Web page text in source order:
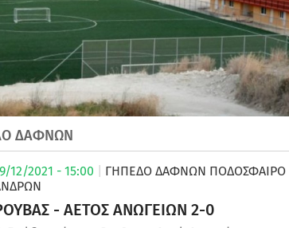
ΔΑΦΝΩΝ
12/2021 - 15:00 ΓΗΠΕΔΟ ΔΑΦΝΩΝ ΠΟΔΌΣΦΑΙΡΟ
- ΑΕΤΟΣ ΑΝΩΓΕΙΩΝ 2-0